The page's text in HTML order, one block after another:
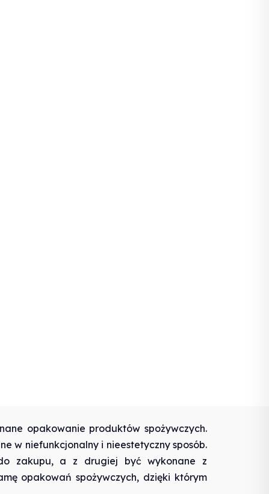
opakowanie produktów spożywczych.
w niefunkcjonalny i nieestetyczny sposób.
zakupu, a z drugiej być wykonane z
opakowań spożywczych, dzięki którym